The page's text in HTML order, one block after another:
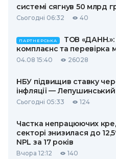
системі сягнув 50 млрд
Сьогодні 06:32 40
ПАРТНЕРСЬКА
ТОВ «ДАНН.»:
комплаєнс та перевірка
04.08 15:40 26028
НБУ підвищив ставку
інфляції — Лепушинський
Сьогодні 05:33 124
Частка непрацюючих
секторі знизилася до
NPL за 17 років
Вчора 12:12 140